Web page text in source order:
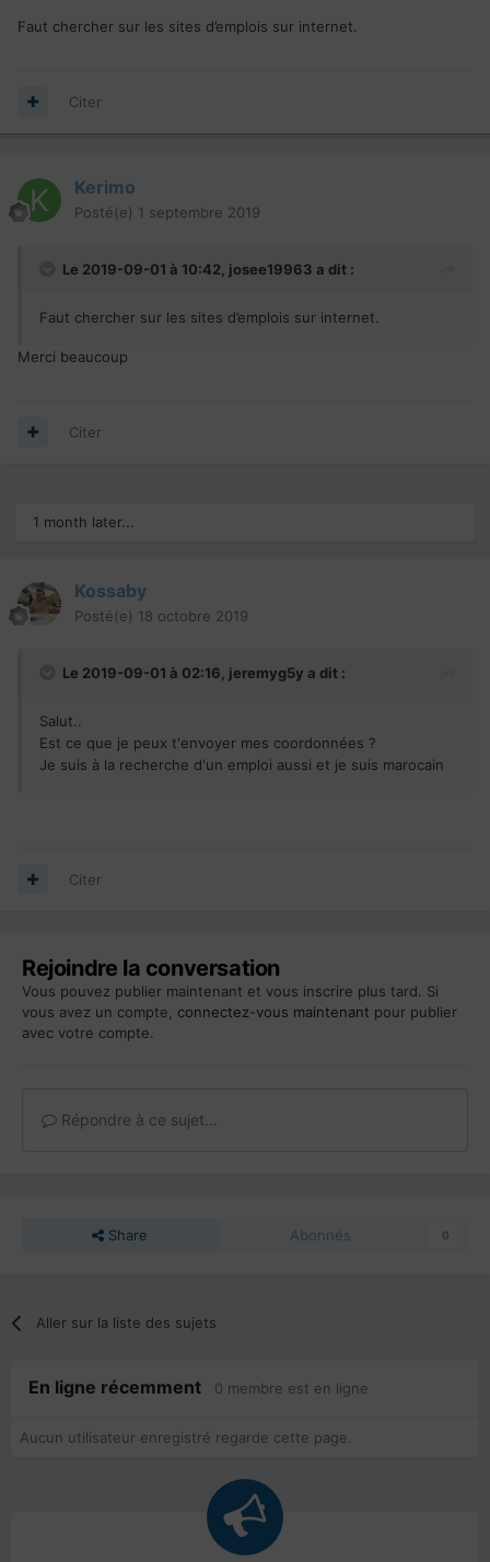
Faut chercher sur les sites d’emplois sur internet.
Citer
Kerimo
Posté(e) 1 septembre 2019
Le 2019-09-01 à 10:42, josee19963 a dit :
Faut chercher sur les sites d’emplois sur internet.
Merci beaucoup
Citer
1 month later...
Kossaby
Posté(e) 18 octobre 2019
Le 2019-09-01 à 02:16, jeremyg5y a dit :
Salut..
Est ce que je peux t'envoyer mes coordonnées ?
Je suis à la recherche d'un emploi aussi et je suis marocain
Citer
Rejoindre la conversation
Vous pouvez publier maintenant et vous inscrire plus tard. Si
vous avez un compte, connectez-vous maintenant pour publier
avec votre compte.
Répondre à ce sujet…
Share Abonnés 0
Aller sur la liste des sujets
En ligne récemment 0 membre est en ligne
Aucun utilisateur enregistré regarde cette page.